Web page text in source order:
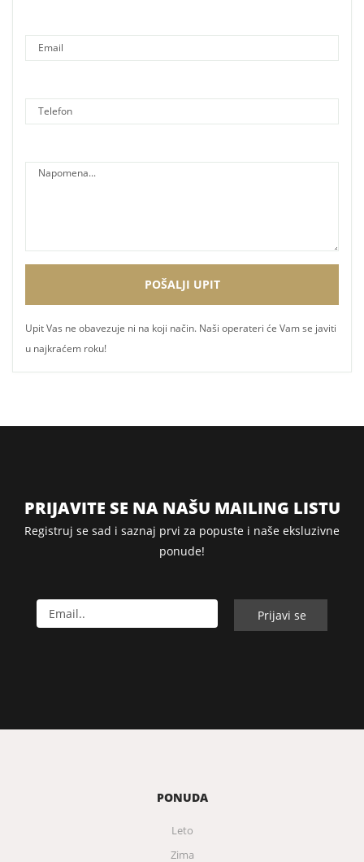
Upit Vas ne obavezuje ni na koji način. Naši operateri će Vam se javiti
u najkraćem roku!
PRIJAVITE SE NA NAŠU MAILING LISTU
Registruj se sad i saznaj prvi za popuste i naše eksluzivne
ponude!
PONUDA
Leto
Zima